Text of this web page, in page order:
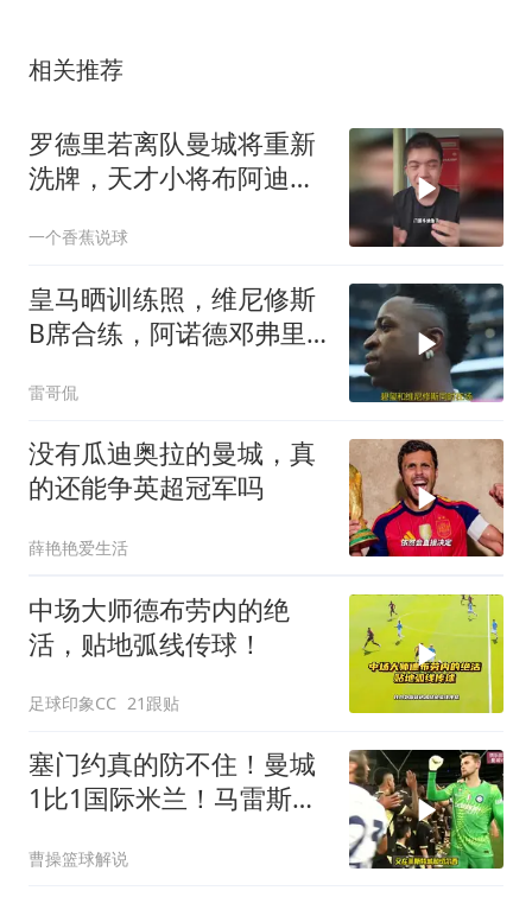
相关推荐
罗德里若离队曼城将重新
洗牌，天才小将布阿迪有
一个香蕉说球
皇马晒训练照，维尼修斯
B席合练，阿诺德邓弗里
雷哥侃
没有瓜迪奥拉的曼城，真
的还能争英超冠军吗
薛艳艳爱生活
中场大师德布劳内的绝
活，贴地弧线传球！
足球印象CC 21跟贴
塞门约真的防不住！曼城
1比1国际米兰！马雷斯卡
曹操篮球解说